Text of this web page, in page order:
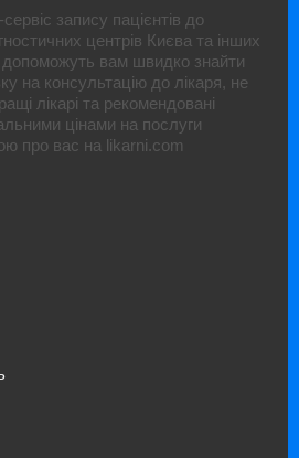
запису пацієнтів до
центрів Києва та інших
допоможуть вам швидко знайти
на консультацію до лікаря, не
лікарі та рекомендовані
цінами на послуги
про вас на likarni.com